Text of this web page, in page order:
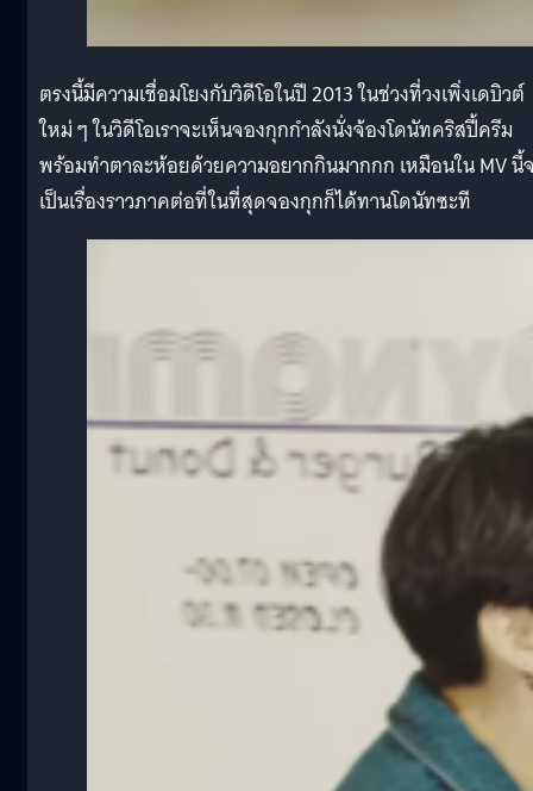
ตรงนี้มีความเชื่อมโยงกับวิดีโอในปี 2013 ในช่วงที่วงเพิ่งเดบิวต์
ใหม่ ๆ ในวิดีโอเราจะเห็นจองกุกกำลังนั่งจ้องโดนัทคริสปี้ครีม
พร้อมทำตาละห้อยด้วยความอยากกินมากกก เหมือนใน MV นี้
เป็นเรื่องราวภาคต่อที่ในที่สุดจองกุกก็ได้ทานโดนัทซะที